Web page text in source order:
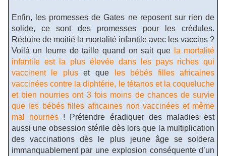
Enfin, les promesses de Gates ne reposent sur rien de
solide, ce sont des promesses pour les crédules.
Réduire de moitié la mortalité infantile avec les vaccins ?
Voilà un leurre de taille quand on sait que
la mortalité
infantile est la plus élevée dans les pays riches qui
vaccinent le pluset que
les bébés filles africaines
vaccinées contre la diphtérie, le tétanos et la coqueluche
et bien nourries ont 3 fois moins de chances de survie
que les bébés filles africaines non vaccinées et même
mal nourries! Prétendre éradiquer des maladies est
aussi une obsession stérile dès lors que la multiplication
des vaccinations dès le plus jeune âge se soldera
immanquablement par une explosion conséquente d’un